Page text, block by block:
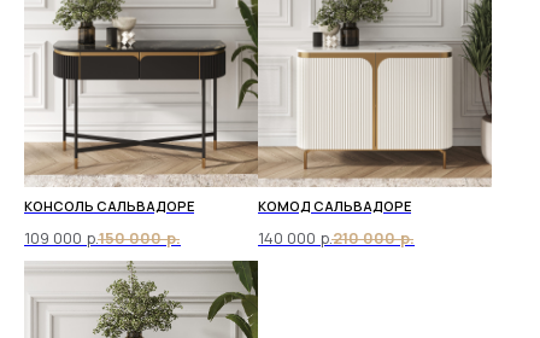
КОНСОЛЬ САЛЬВАДОРЕ
109 000 р.150 000 р.
КОМОД САЛЬВАДОРЕ
140 000 р.210 000 р.